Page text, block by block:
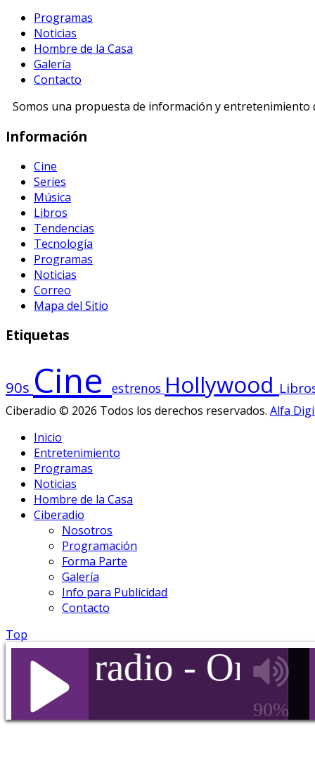
Programas
Noticias
Hombre de la Casa
Galería
Contacto
Somos una propuesta de información y
Información
Cine
Series
Música
Libros
Tendencias
Tecnología
Programas
Noticias
Correo
Mapa del Sitio
Etiquetas
90s Cine estrenos Hollywood
Ciberadio © 2026 Todos los derechos reservados. Alfa
Inicio
Entretenimiento
Programas
Noticias
Hombre de la Casa
Ciberadio
Nosotros
Programación
Forma Parte
Galería
Info para Publicidad
Contacto
Top